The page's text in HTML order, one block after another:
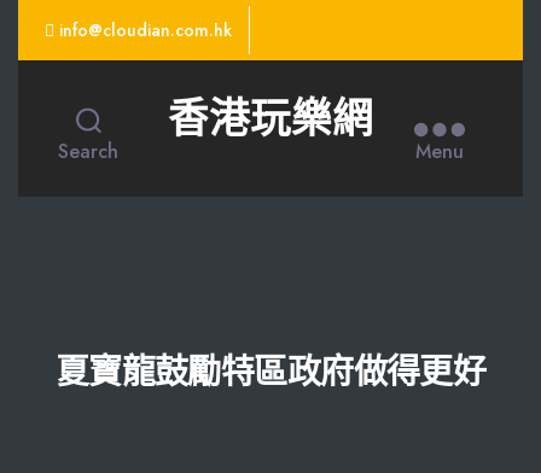
info@cloudian.com.hk
Search
香港玩樂網
Menu
夏寶龍鼓勵特區政府做得更好